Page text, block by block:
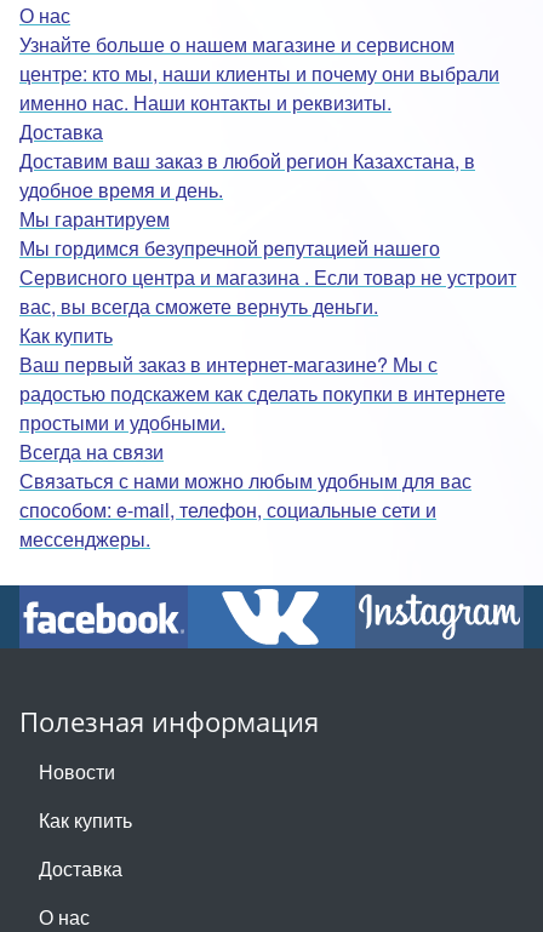
О нас
Узнайте больше о нашем магазине и сервисном
центре: кто мы, наши клиенты и почему они выбрали
именно нас. Наши контакты и реквизиты.
Доставка
Доставим ваш заказ в любой регион Казахстана, в
удобное время и день.
Мы гарантируем
Мы гордимся безупречной репутацией нашего
Сервисного центра и магазина . Если товар не устроит
вас, вы всегда сможете вернуть деньги.
Как купить
Ваш первый заказ в интернет-магазине? Мы с
радостью подскажем как сделать покупки в интернете
простыми и удобными.
Всегда на связи
Связаться с нами можно любым удобным для вас
способом: e-mail, телефон, социальные сети и
мессенджеры.
Полезная информация
Новости
Как купить
Доставка
О нас